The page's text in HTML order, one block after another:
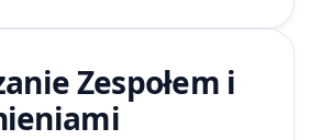
Zespołem i